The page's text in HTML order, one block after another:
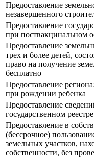
Предоставление
незавершенного
Предоставление
при поствакцинальном
Предоставление
трех и более детей,
право на получение
бесплатно
Предоставление
при рождении ребенка
Предоставление
государственном
Предоставление в
(бессрочное)
земельных участков,
собственности, без